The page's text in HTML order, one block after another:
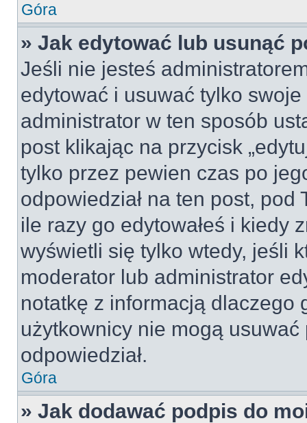
Góra
» Jak edytować lub usunąć
Jeśli nie jesteś
edytować i usuwać tylko
administrator w ten sposób
post klikając na przycisk
tylko przez pewien czas po
odpowiedział na ten post,
ile razy go edytowałeś i kiedy
wyświetli się tylko wtedy, jeśli
moderator lub administrator
notatkę z informacją dlaczego
użytkownicy nie mogą
odpowiedział.
Góra
» Jak dodawać podpis do